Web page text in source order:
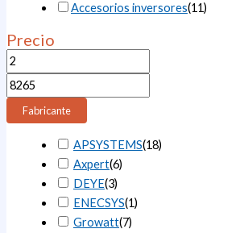
Accesorios inversores(11)
Precio
Fabricante
APSYSTEMS(18)
Axpert(6)
DEYE(3)
ENECSYS(1)
Growatt(7)